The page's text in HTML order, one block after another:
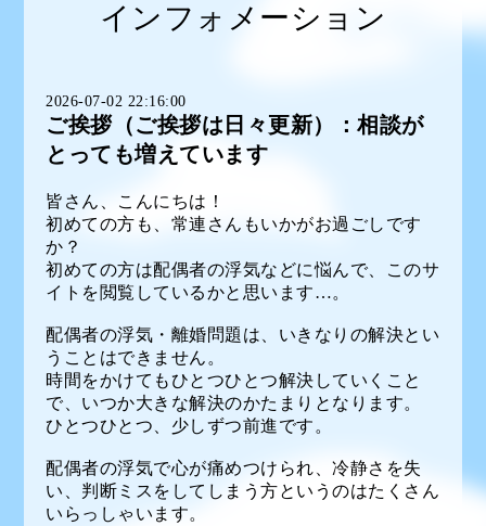
インフォメーション
2026-07-02 22:16:00
ご挨拶（ご挨拶は日々更新）：相談が
とっても増えています
皆さん、こんにちは！
初めての方も、常連さんもいかがお過ごしです
か？
初めての方は配偶者の浮気などに悩んで、このサ
イトを閲覧しているかと思います…。
配偶者の浮気・離婚問題は、いきなりの解決とい
うことはできません。
時間をかけてもひとつひとつ解決していくこと
で、いつか大きな解決のかたまりとなります。
ひとつひとつ、少しずつ前進です。
配偶者の浮気で心が痛めつけられ、冷静さを失
い、判断ミスをしてしまう方というのはたくさん
いらっしゃいます。